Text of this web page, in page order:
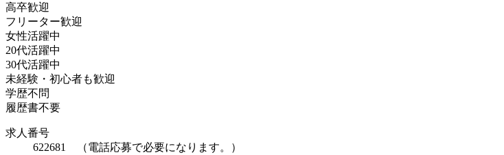
高卒歓迎
フリーター歓迎
女性活躍中
20代活躍中
30代活躍中
未経験・初心者も歓迎
学歴不問
履歴書不要
求人番号
622681 （電話応募で必要になります。）